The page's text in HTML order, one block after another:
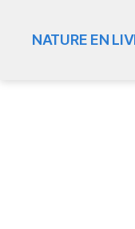
NATURE EN